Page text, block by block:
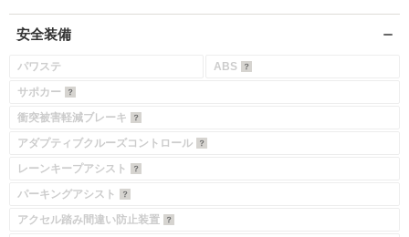
安全装備
パワステ
ABS
サポカー
衝突被害軽減ブレーキ
アダプティブクルーズコントロール
レーンキープアシスト
パーキングアシスト
アクセル踏み間違い防止装置